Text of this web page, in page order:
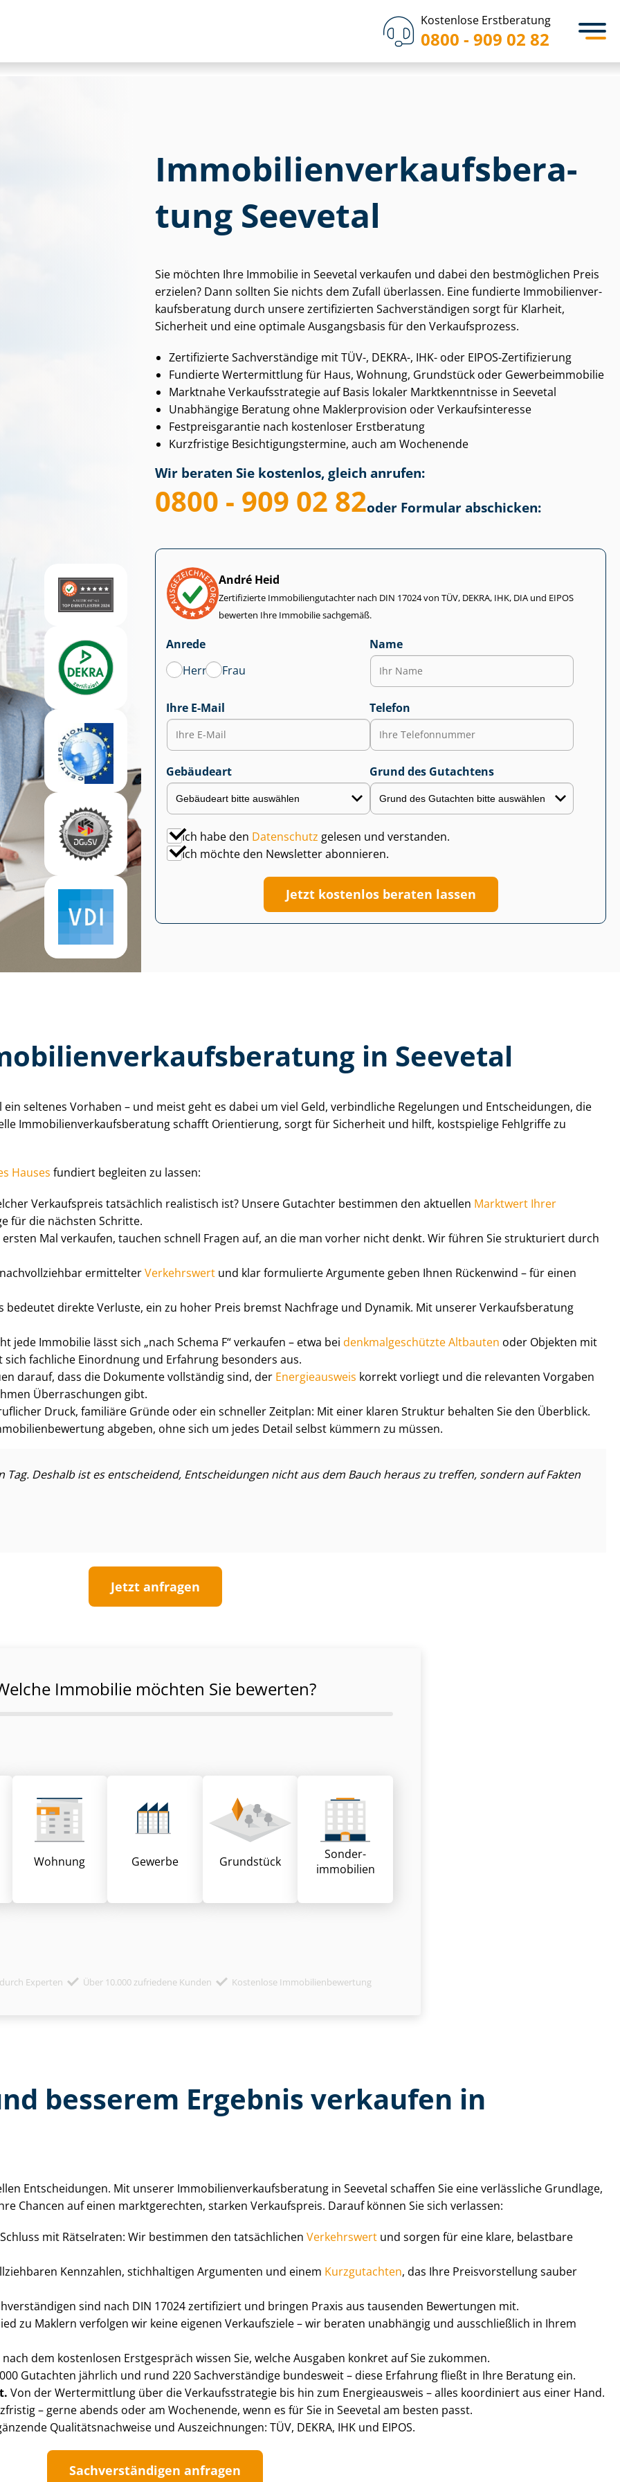
Kostenlose Erstberatung
0800 - 909 02 82
Im­mo­bi­li­en­ver­kaufs­be­ra­
tung Seevetal
Sie möchten Ihre Immobilie in Seevetal verkaufen und dabei den bestmöglichen Preis
erzielen? Dann sollten Sie nichts dem Zufall überlassen. Eine fundierte Im­mo­bi­li­en­ver­
kaufs­be­ra­tung durch unsere zertifizierten Sach­ver­stän­di­gen sorgt für Klarheit,
Sicherheit und eine optimale Ausgangsbasis für den Verkaufsprozess.
Zertifizierte Sachverständige mit TÜV-, DEKRA-, IHK- oder EIPOS-Zertifizierung
Fundierte Wertermittlung für Haus, Wohnung, Grundstück oder Ge­wer­be­im­mo­bi­lie
Marktnahe Ver­kaufs­stra­te­gie auf Basis lokaler Marktkenntnisse in Seevetal
Unabhängige Beratung ohne Maklerprovision oder Ver­kaufs­in­ter­es­se
Fest­preis­ga­ran­tie nach kostenloser Erstberatung
Kurzfristige Be­sich­ti­gungs­ter­mi­ne, auch am Wochenende
Wir beraten Sie kostenlos, gleich anrufen:
0800 - 909 02 82oder Formular abschicken:
André Heid
Zertifizierte Im­mo­bi­li­en­gut­ach­ter nach DIN 17024 von TÜV, DEKRA, IHK, DIA und EIPOS
bewerten Ihre Immobilie sachgemäß.
Anrede
Herr
Frau
Name
Ihre E-Mail Telefon
Gebäudeart Grund des Gutachtens
Ich habe den Datenschutz gelesen und verstanden.
Ich möchte den Newsletter abonnieren.
Jetzt kostenlos beraten lassen
in Seevetal
seltenes Vorhaben – und meist geht es dabei um viel Geld, verbindliche Regelungen und Entscheidungen, die
Im­mo­bi­li­en­ver­kaufs­be­ra­tung schafft Orientierung, sorgt für Sicherheit und hilft, kostspielige Fehlgriffe zu
Hauses fundiert begleiten zu lassen:
Verkaufspreis tatsächlich realistisch ist? Unsere Gutachter bestimmen den aktuellen Marktwert Ihrer
für die nächsten Schritte.
Mal verkaufen, tauchen schnell Fragen auf, an die man vorher nicht denkt. Wir führen Sie strukturiert durch
ermittelterVerkehrswert und klar formulierte Argumente geben Ihnen Rückenwind – für einen
bedeutet direkte Verluste, ein zu hoher Preis bremst Nachfrage und Dynamik. Mit unserer Ver­kaufs­be­ra­tung
jede Immobilie lässt sich „nach Schema F“ verkaufen – etwa bei denk­mal­ge­schütz­te Altbauten oder Objekten mit
fachliche Einordnung und Erfahrung besonders aus.
darauf, dass die Dokumente vollständig sind, der Energieausweis korrekt vorliegt und die relevanten Vorgaben
Überraschungen gibt.
Druck, familiäre Gründe oder ein schneller Zeitplan: Mit einer klaren Struktur behalten Sie den Überblick.
abgeben, ohne sich um jedes Detail selbst kümmern zu müssen.
Deshalb ist es entscheidend, Entscheidungen nicht aus dem Bauch heraus zu treffen, sondern auf Fakten
Jetzt anfragen
Immobilie möchten Sie bewerten?
Wohnung Gewerbe Grund­stück
Sonder­
immobilien
Experten Über 10.000 zufriedene Kunden Kostenlose Immobilienbewertung
besserem Ergebnis verkaufen in
Entscheidungen. Mit unserer Im­mo­bi­li­en­ver­kaufs­be­ra­tung in Seevetal schaffen Sie eine verlässliche Grundlage,
Chancen auf einen marktgerechten, starken Verkaufspreis. Darauf können Sie sich verlassen:
mit Rätselraten: Wir bestimmen den tatsächlichen Verkehrswert und sorgen für eine klare, belastbare
Kennzahlen, stichhaltigen Argumenten und einem Kurzgutachten, das Ihre Preis­vor­stel­lung sauber
sind nach DIN 17024 zertifiziert und bringen Praxis aus tausenden Bewertungen mit.
zu Maklern verfolgen wir keine eigenen Verkaufsziele – wir beraten unabhängig und ausschließlich in Ihrem
dem kostenlosen Erstgespräch wissen Sie, welche Ausgaben konkret auf Sie zukommen.
Gutachten jährlich und rund 220 Sachverständige bundesweit – diese Erfahrung fließt in Ihre Beratung ein.
Von der Wertermittlung über die Ver­kaufs­stra­te­gie bis hin zum Energieausweis – alles koordiniert aus einer Hand.
– gerne abends oder am Wochenende, wenn es für Sie in Seevetal am besten passt.
Qua­li­täts­nach­wei­se und Auszeichnungen: TÜV, DEKRA, IHK und EIPOS.
Sach­ver­stän­di­gen anfragen